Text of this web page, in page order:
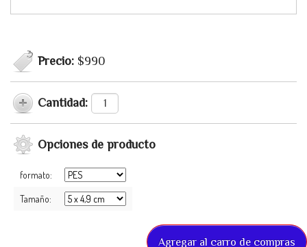
Precio: $990
Cantidad:
Opciones de producto
formato:
Tamaño: